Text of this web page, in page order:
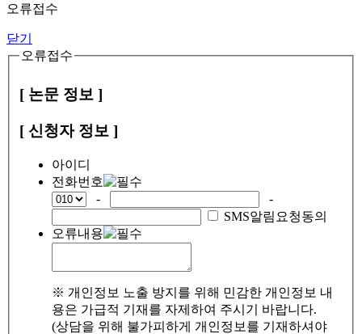
오류접수
닫기
오류접수
[ 논문 정보 ]
[ 신청자 정보 ]
아이디
전화번호
-
-
SMS알림요청동의
오류내용
※ 개인정보 노출 방지를 위해 민감한 개인정보 내
용은 가급적 기재를 자제하여 주시기 바랍니다.
(상담을 위해 불가피하게 개인정보를 기재하셔야